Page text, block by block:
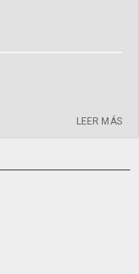
LEER MÁS